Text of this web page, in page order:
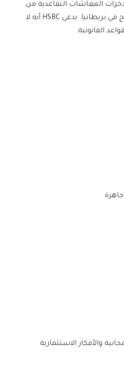
المعاشات التقاعدية من
عشرات الآلاف من هونج كونج في بريطانيا. يدعي HSBC أنه لا
القانونية.
والأفكار الاستثمارية